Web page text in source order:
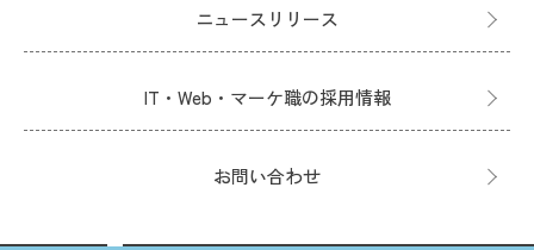
ニュースリリース
IT・Web・マーケ職の採用情報
お問い合わせ